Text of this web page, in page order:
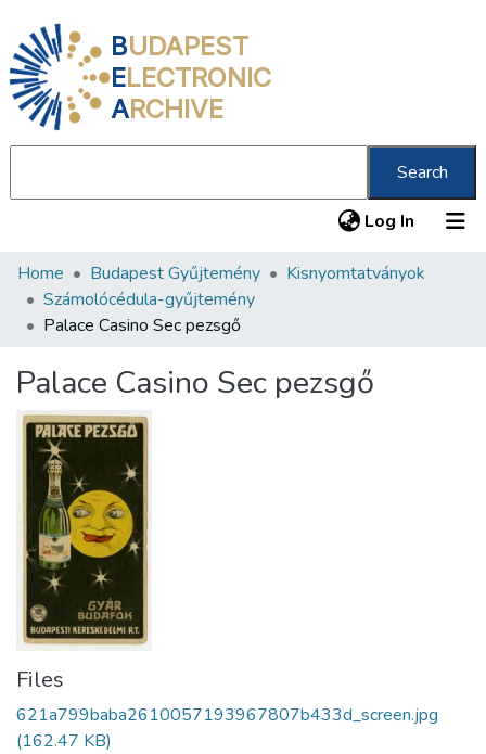
BUDAPEST
ELECTRONIC
ARCHIVE
Search
Log In (current)
Communities & Collections
All of DSpace
About us
Home Budapest Gyűjtemény
Kisnyomtatványok
Számolócédula-gyűjtemény
Palace Casino Sec pezsgő
Palace Casino Sec pezsgő
Files
621a799baba2610057193967807b433d_screen.jpg
(162.47 KB)